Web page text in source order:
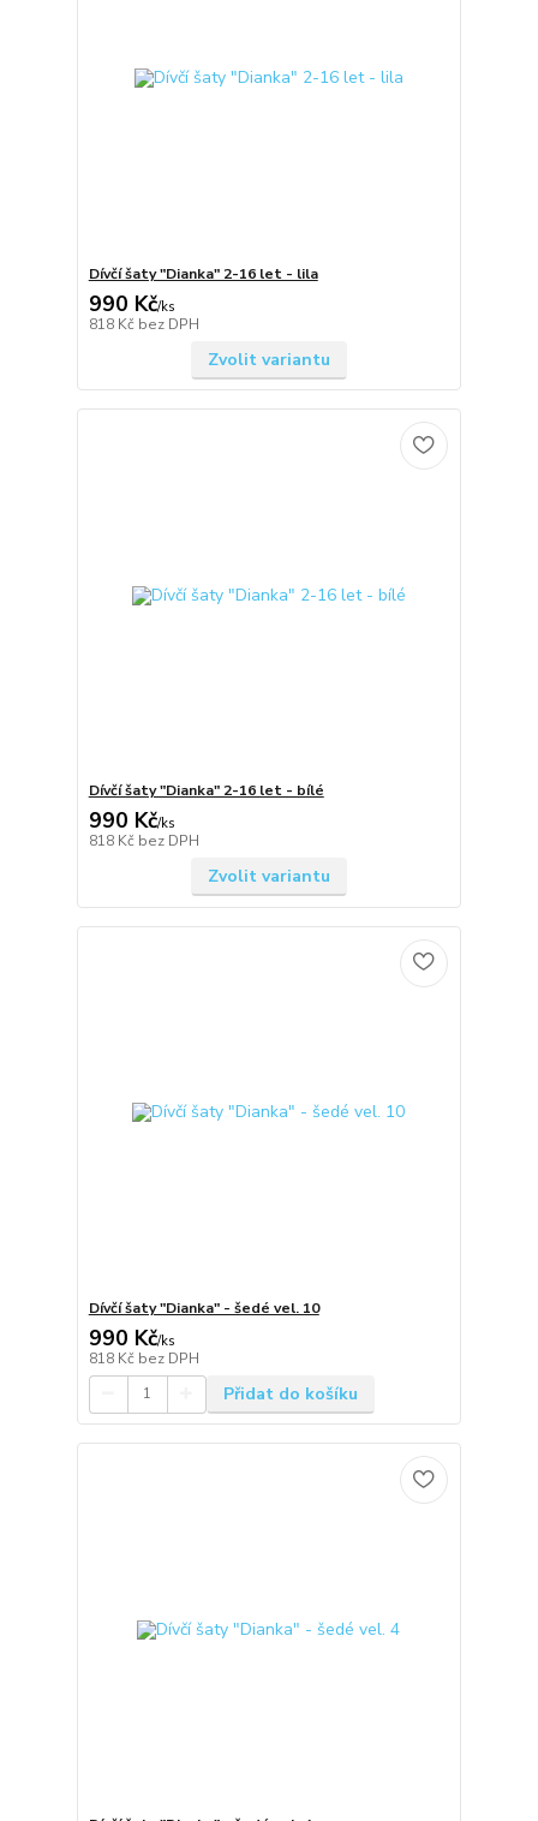
Dívčí šaty "Dianka" 2-16 let - lila
990 Kč/ks
818 Kč bez DPH
Zvolit variantu
Dívčí šaty "Dianka" 2-16 let - bílé
990 Kč/ks
818 Kč bez DPH
Zvolit variantu
Dívčí šaty "Dianka" - šedé vel. 10
990 Kč/ks
818 Kč bez DPH
Přidat do košíku